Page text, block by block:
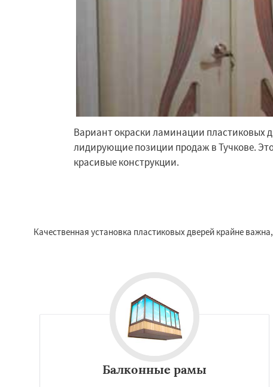
Вариант окраски ламинации пластиковых
лидирующие позиции продаж в Тучкове.
красивые конструкции.
Качественная установка пластиковых дверей крайне
Балконные рамы